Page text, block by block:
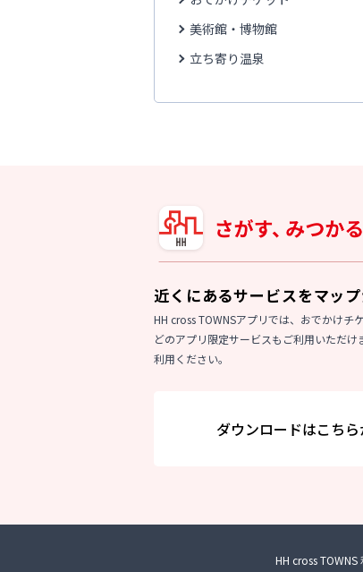
美術館・博物館
立ち寄り温泉
近くにあるサービスをマッ
HH cross TOWNSアプリでは、おでかけチ
どのアプリ限定サービスもご利用いただ
利用ください。
ダウンロードはこちら
HH cross TOWNS